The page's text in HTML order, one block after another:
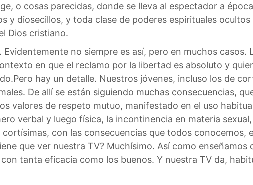
o cosas parecidas, donde se lleva al espectador a
y diosecillos, y toda clase de poderes espirituales
Dios cristiano.
no siempre es así, pero en muchos casos.
en que el reclamo por la libertad es absoluto y
hay un detalle. Nuestros jóvenes, incluso los de
De allí se están siguiendo muchas consecuencias,
valores de respeto mutuo, manifestado en el uso
verbal y luego física, la incontinencia en materia
con las consecuencias que todos conocemos,
que ver nuestra TV? Muchísimo. Así como enseñamos
tanta eficacia como los buenos. Y nuestra TV da,